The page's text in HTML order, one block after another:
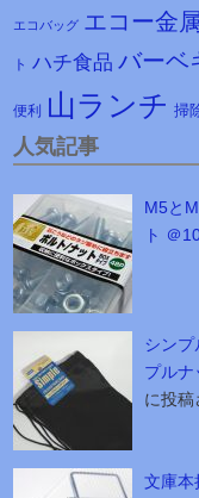
エコバッグ エコー金
ト ハチ食品 バーベ
便利 山ランチ 掃
人気記事
M5と
ト ＠
シンプ
プル
に投稿
文庫本